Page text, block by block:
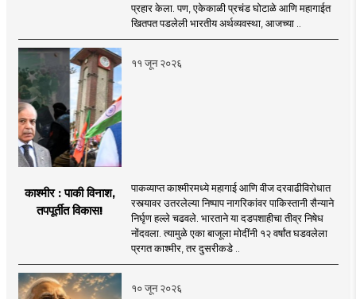
प्रहार केला. पण, एकेकाळी प्रचंड घोटाळे आणि महागाईत
खितपत पडलेली भारतीय अर्थव्यवस्था, आजच्या ..
११ जून २०२६
काश्मीर : पाकी विनाश,
तपपूर्तीत विकास!
पाकव्याप्त काश्मीरमध्ये महागाई आणि वीज दरवाढीविरोधात
रस्त्यावर उतरलेल्या निष्पाप नागरिकांवर पाकिस्तानी सैन्याने
निर्घृण हल्ले चढवले. भारताने या दडपशाहीचा तीव्र निषेध
नोंदवला. त्यामुळे एका बाजूला मोदींनी १२ वर्षांत घडवलेला
प्रगत काश्मीर, तर दुसरीकडे ..
१० जून २०२६